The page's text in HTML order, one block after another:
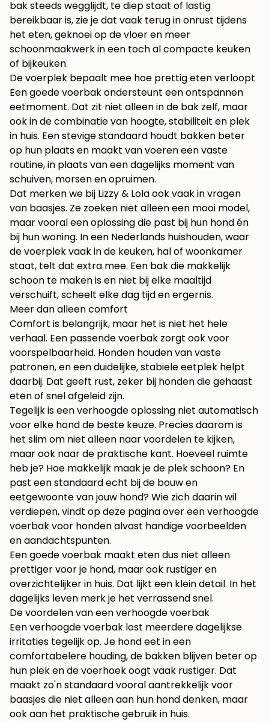
bak steeds wegglijdt, te diep staat of lastig
bereikbaar is, zie je dat vaak terug in onrust tijdens
het eten, geknoei op de vloer en meer
schoonmaakwerk in een toch al compacte keuken
of bijkeuken.
De voerplek bepaalt mee hoe prettig eten verloopt
Een goede voerbak ondersteunt een ontspannen
eetmoment. Dat zit niet alleen in de bak zelf, maar
ook in de combinatie van hoogte, stabiliteit en plek
in huis. Een stevige standaard houdt bakken beter
op hun plaats en maakt van voeren een vaste
routine, in plaats van een dagelijks moment van
schuiven, morsen en opruimen.
Dat merken we bij Lizzy & Lola ook vaak in vragen
van baasjes. Ze zoeken niet alleen een mooi model,
maar vooral een oplossing die past bij hun hond én
bij hun woning. In een Nederlands huishouden, waar
de voerplek vaak in de keuken, hal of woonkamer
staat, telt dat extra mee. Een bak die makkelijk
schoon te maken is en niet bij elke maaltijd
verschuift, scheelt elke dag tijd en ergernis.
Meer dan alleen comfort
Comfort is belangrijk, maar het is niet het hele
verhaal. Een passende voerbak zorgt ook voor
voorspelbaarheid. Honden houden van vaste
patronen, en een duidelijke, stabiele eetplek helpt
daarbij. Dat geeft rust, zeker bij honden die gehaast
eten of snel afgeleid zijn.
Tegelijk is een verhoogde oplossing niet automatisch
voor elke hond de beste keuze. Precies daarom is
het slim om niet alleen naar voordelen te kijken,
maar ook naar de praktische kant. Hoeveel ruimte
heb je? Hoe makkelijk maak je de plek schoon? En
past een standaard echt bij de bouw en
eetgewoonte van jouw hond? Wie zich daarin wil
verdiepen, vindt op deze pagina over eenverhoogde
voerbak voor hondenalvast handige voorbeelden
en aandachtspunten.
Een goede voerbak maakt eten dus niet alleen
prettiger voor je hond, maar ook rustiger en
overzichtelijker in huis. Dat lijkt een klein detail. In het
dagelijks leven merk je het verrassend snel.
De voordelen van een verhoogde voerbak
Een verhoogde voerbak lost meerdere dagelijkse
irritaties tegelijk op. Je hond eet in een
comfortabelere houding, de bakken blijven beter op
hun plek en de voerhoek oogt vaak rustiger. Dat
maakt zo'n standaard vooral aantrekkelijk voor
baasjes die niet alleen aan hun hond denken, maar
ook aan het praktische gebruik in huis.